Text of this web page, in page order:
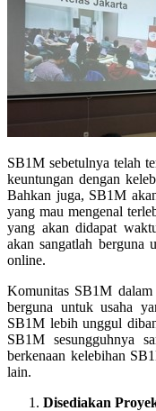
SB1M sebetulnya telah
keuntungan dengan
Bahkan juga, SB1M
yang mau mengenal
yang akan didapat
akan sangatlah berguna
online.
Komunitas SB1M dalam
berguna untuk usaha
SB1M lebih unggul
SB1M sesungguhnya
berkenaan kelebihan
lain.
Disediakan